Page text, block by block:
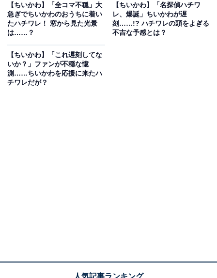
【ちいかわ】「全コマ不穏」大
急ぎでちいかわのおうちに着い
たハチワレ！ 窓から見た光景
は……？
【ちいかわ】「名探偵ハチワ
レ、爆誕」ちいかわが遅
刻……!? ハチワレの頭をよぎる
不吉な予感とは？
【ちいかわ】「これ遅刻してな
いか？」ファンが不穏な憶
測……ちいかわを応援に来たハ
チワレだが？